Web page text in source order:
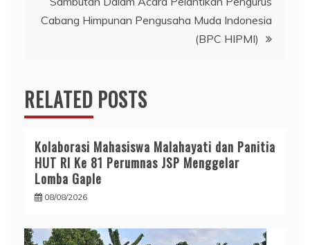
Cabang Himpunan Pengusaha Muda Indonesia
(BPC HIPMI)
RELATED POSTS
Kolaborasi Mahasiswa Malahayati dan Panitia
HUT RI Ke 81 Perumnas JSP Menggelar
Lomba Gaple
08/08/2026